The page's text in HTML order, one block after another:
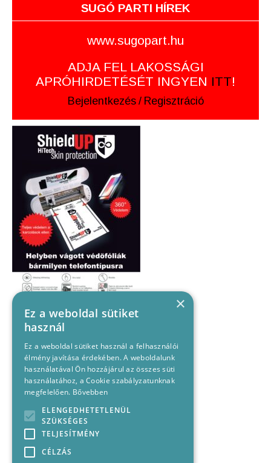
SUGÓ PARTI HÍREK
www.sugopart.hu
ADJA FEL LAKOSSÁGI
APRÓHIRDETÉSÉT INGYEN ITT!
Bejelentkezés / Regisztráció
×
Ez a weboldal sütiket
használ
Ez a weboldal sütiket használ a felhasználói
élmény javítása érdekében. A weboldalunk
használatával Ön hozzájárul az összes süti
használatához, a Cookie szabályzatunknak
megfelelően. Bővebben
ELENGEDHETETLENÜL
SZÜKSÉGES
TELJESÍTMÉNY
CÉLZÁS